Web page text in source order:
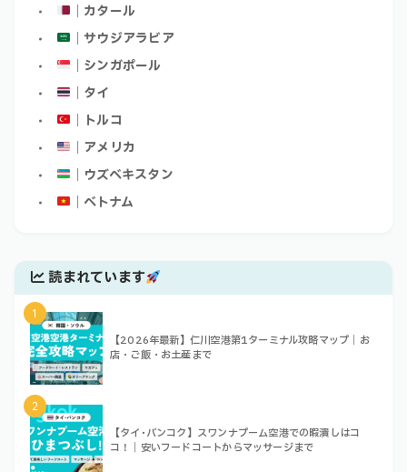
｜カタール
｜サウジアラビア
｜シンガポール
｜タイ
｜トルコ
｜アメリカ
｜ウズベキスタン
｜ベトナム
読まれています
1
【2026年最新】仁川空港第1ターミナル攻略マップ｜お
店・ご飯・お土産まで
2
【タイ･バンコク】スワンナプーム空港での暇潰しはコ
コ！｜安いフードコートからマッサージまで